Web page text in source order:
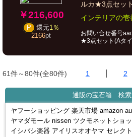
￥216,600
P 還元1％
2166pt
ルカ★3点セッ
インテリアの壱
お問い合せ番号
★3点セット(Aタ
61件～80件(全80件) 1 2
通販の宝石箱 検索
ヤフーショッピング 楽天市場 amazon
ヤマダモール nissen ツクモネットショ
イシバシ楽器 アイリスオオヤマ セレク